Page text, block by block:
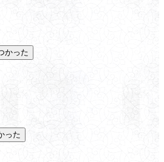
かった
った